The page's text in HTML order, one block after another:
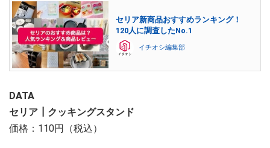
セリア新商品おすすめランキング！
120人に調査したNo.1
イチオシ編集部
DATA
セリア┃クッキングスタンド
価格：110円（税込）